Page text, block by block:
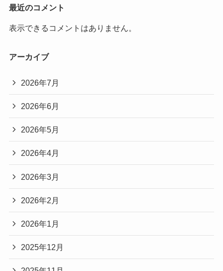
最近のコメント
表示できるコメントはありません。
アーカイブ
2026年7月
2026年6月
2026年5月
2026年4月
2026年3月
2026年2月
2026年1月
2025年12月